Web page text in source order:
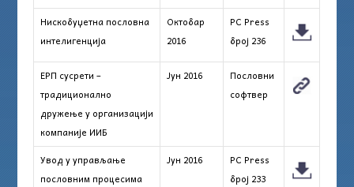
Нискобуџетна пословна
интелигенција
Октобар
2016
PC Press
број 236
ЕРП сусрети –
традиционално
дружење у организацији
компаније ИИБ
Јун 2016
Пословни
софтвер
Увод у управљање
пословним процесима
Јун 2016
PC Press
број 233